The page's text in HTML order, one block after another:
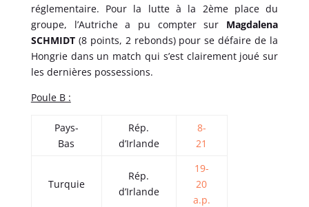
réglementaire. Pour la lutte à la 2ème place du
groupe, l’Autriche a pu compter sur Magdalena
SCHMIDT(8 points, 2 rebonds) pour se défaire de la
Hongrie dans un match qui s’est clairement joué sur
les dernières possessions.
Poule B :
Pays-
Bas
Rép.
d’Irlande
8-
21
Turquie
Rép.
d’Irlande
19-
20
a.p.